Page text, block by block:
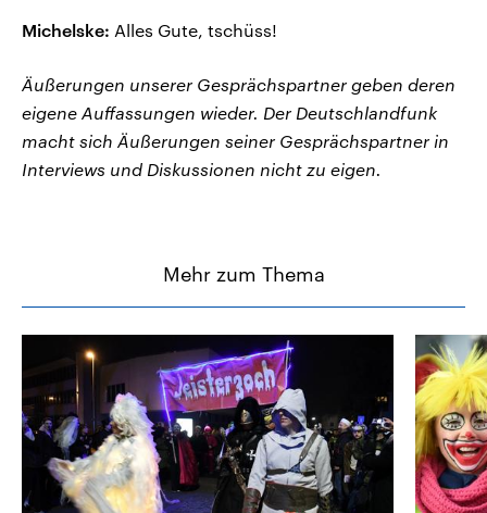
Michelske: Alles Gute, tschüss!
Äußerungen unserer Gesprächspartner geben deren
eigene Auffassungen wieder. Der Deutschlandfunk
macht sich Äußerungen seiner Gesprächspartner in
Interviews und Diskussionen nicht zu eigen.
Mehr zum Thema